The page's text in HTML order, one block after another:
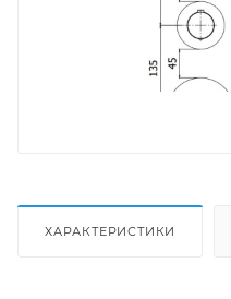
ХАРАКТЕРИСТИКИ